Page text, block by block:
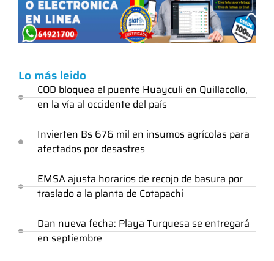
Lo más leido
COD bloquea el puente Huayculi en Quillacollo,
en la vía al occidente del país
Invierten Bs 676 mil en insumos agrícolas para
afectados por desastres
EMSA ajusta horarios de recojo de basura por
traslado a la planta de Cotapachi
Dan nueva fecha: Playa Turquesa se entregará
en septiembre